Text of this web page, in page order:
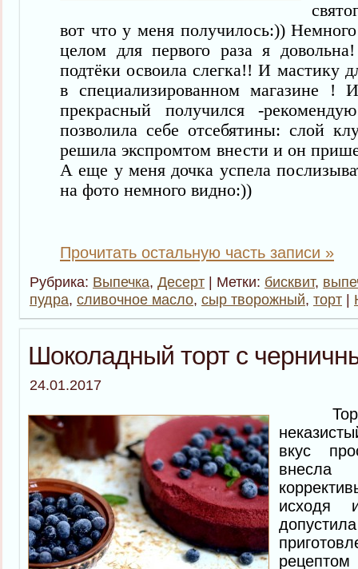
вот что у меня получилось:))
целом для первого раза я
подтёки освоила слегка!! И мастику
в специализированном магазине !
прекрасный получился -
позволила себе отсебятины: слой
решила экспромтом внести и он
Аеще у меня дочка успела
на фото немного видно:))
Прочитать остальную часть записи »
Рубрика: Выпечка, Десерт | Метки: бисквит,
пудра, сливочное масло, сыр творожный, торт |
Шоколадный торт с
24.01.2017
Торт
вкус
исходя